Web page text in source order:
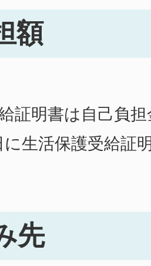
額
証明書は自己負
生活保護受給証
先